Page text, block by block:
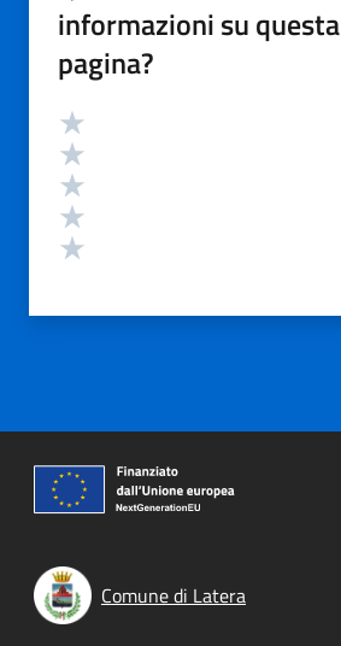
informazioni su questa
pagina?
Valutazione
Comune di Latera